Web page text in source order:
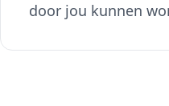
door jou kunnen